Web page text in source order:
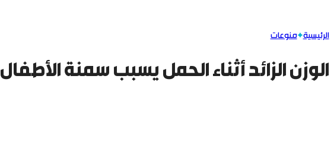
الرئيسية منوعات
الوزن الزائد أثناء الحمل يسبب سمنة الأطفال